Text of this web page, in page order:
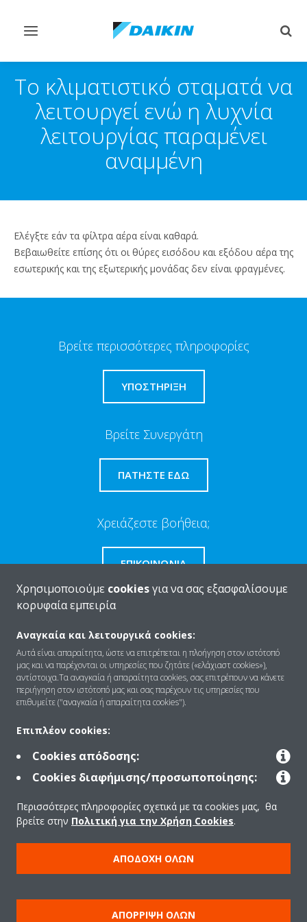
Εναλλαγή
πλοήγηση
Το κλιματιστικό σταματά να
λειτουργεί ενώ η λυχνία
λειτουργίας παραμένει
αναμμένη
Ελέγξτε εάν τα φίλτρα αέρα είναι καθαρά.
Βεβαιωθείτε επίσης ότι οι θύρες εισόδου και εξόδου αέρα της
εσωτερικής και της εξωτερικής μονάδας δεν είναι φραγμένες.
Βρείτε περισσότερες πληροφορίες
ΥΠΟΣΤΗΡΙΞΗ
Βρείτε Συνεργάτη
ΠΑΤΉΣΤΕ ΕΔΏ
Χρειάζεστε βοήθεια;
ΕΠΙΚΟΙΝΩΝΊΑ
Ποιοι είμαστε
Λύσεις
Επικοινωνία
Προϊόντα
Copyright © Daikin
Ανακοίνωση νομικού περιεχομένου
ΠΟΛΙΤΙΚΗ ΧΡΗΣΗΣ COOKIES
Πολιτική Προστασίας Δεδομένων
Εταιρική δεοντολογία
Data Act
Χρησιμοποιούμε cookiesγια να σας εξασφαλίσουμε
κορυφαία εμπειρία
Αναγκαία και λειτουργικά cookies:
Αυτά είναι απαραίτητα, ώστε να επιτρέπεται η πλοήγηση στον ιστότοπό
μας και να παρέχονται οι υπηρεσίες που ζητάτε («ελάχιαστ cookies»),
αντίστοιχα.Τα αναγκαία ή απαραίτητα cookies, σας επιτρέπουν να κάνετε
περιήγηση στον ιστότοπό μας και σας παρέχουν τις υπηρεσίες που
επιθυμείτε ("αναγκαία ή απαραίτητα cookies").
Επιπλέον cookies:
Cookies απόδοσης:
Cookies διαφήμισης/προσωποποίησης:
Περισσότερες πληροφορίες σχετικά με τα cookies μας, θα
βρείτε στην Πολιτική για την Χρήση Cookies.
ΑΠΟΔΟΧΉ ΌΛΩΝ
ΑΠΌΡΡΙΨΗ ΌΛΩΝ